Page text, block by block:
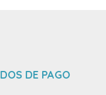
DE PAGO